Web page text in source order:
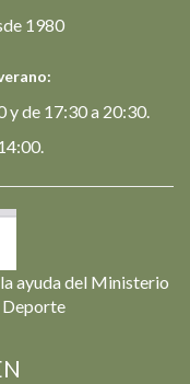
1980
y de 17:30 a 20:30.
ayuda del Ministerio
Deporte